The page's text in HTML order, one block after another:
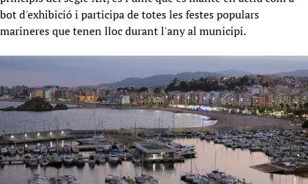
bot d'exhibició i participa de totes les festes populars
marineres que tenen lloc durant l'any al municipi.